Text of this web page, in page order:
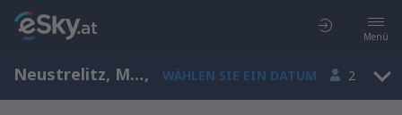
Menü
Neustrelitz, Mecklenburg-Vorpommern, Deutschland, WÄHLEN SIE EIN DATUM 2